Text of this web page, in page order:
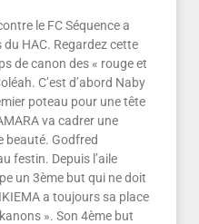
le FC Séquence a
HAC. Regardez cette
de canon des « rouge et
C’est d’abord Naby
poteau pour une tête
va cadrer une
beauté. Godfred
festin. Depuis l’aile
un 3ème but qui ne doit
a toujours sa place
». Son 4ème but